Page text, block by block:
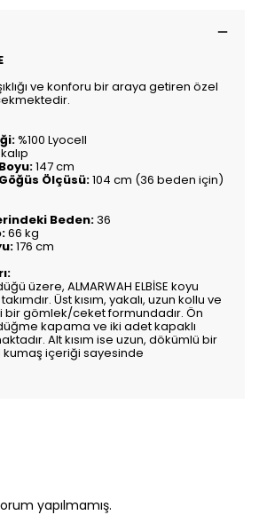
şıklığı ve konforu bir araya getiren özel
%100 Lyocell
147 cm
Ölçüsü:104 cm (36 beden için)
Beden:36
66 kg
176 cm
üzere, ALMARWAH ELBİSE koyu
Üst kısım, yakalı, uzun kollu ve
gömlek/ceket formundadır. Ön
kapama ve iki adet kapaklı
Alt kısım ise uzun, dökümlü bir
kumaş içeriği sayesinde
yapılmamış.